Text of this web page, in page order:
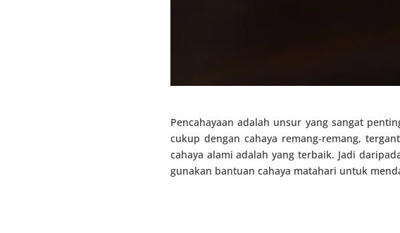
Pencahayaan adalah unsur yang sangat
cukup dengan cahaya remang-remang,
cahaya alami adalah yang terbaik. Jadi
gunakan bantuan cahaya matahari untuk